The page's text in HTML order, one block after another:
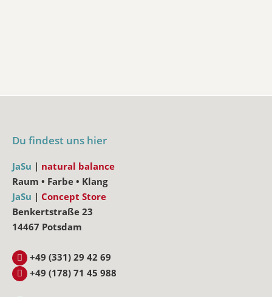
Du findest uns hier
JaSu | natural balance
Raum • Farbe • Klang
JaSu | Concept Store
Benkertstraße 23
14467 Potsdam
+49 (331) 29 42 69
+49 (178) 71 45 988